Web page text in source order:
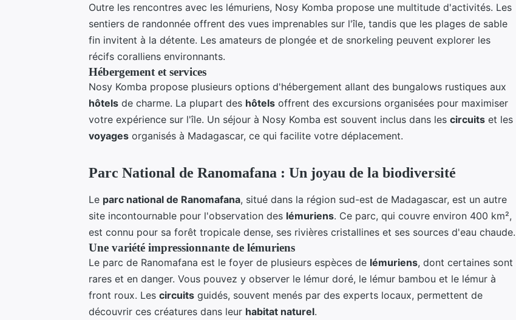
Outre les rencontres avec les lémuriens, Nosy Komba propose une multitude d'activités. Les
sentiers de randonnée offrent des vues imprenables sur l'île, tandis que les plages de sable
fin invitent à la détente. Les amateurs de plongée et de snorkeling peuvent explorer les
récifs coralliens environnants.
Hébergement et services
Nosy Komba propose plusieurs options d'hébergement allant des bungalows rustiques aux
hôtels de charme. La plupart des hôtels offrent des excursions organisées pour maximiser
votre expérience sur l'île. Un séjour à Nosy Komba est souvent inclus dans les circuits et les
voyages organisés à Madagascar, ce qui facilite votre déplacement.
Parc National de Ranomafana : Un joyau de la biodiversité
Le parc national de Ranomafana, situé dans la région sud-est de Madagascar, est un autre
site incontournable pour l'observation des lémuriens. Ce parc, qui couvre environ 400 km²,
est connu pour sa forêt tropicale dense, ses rivières cristallines et ses sources d'eau chaude.
Une variété impressionnante de lémuriens
Le parc de Ranomafana est le foyer de plusieurs espèces de lémuriens, dont certaines sont
rares et en danger. Vous pouvez y observer le lémur doré, le lémur bambou et le lémur à
front roux. Les circuits guidés, souvent menés par des experts locaux, permettent de
découvrir ces créatures dans leur habitat naturel.